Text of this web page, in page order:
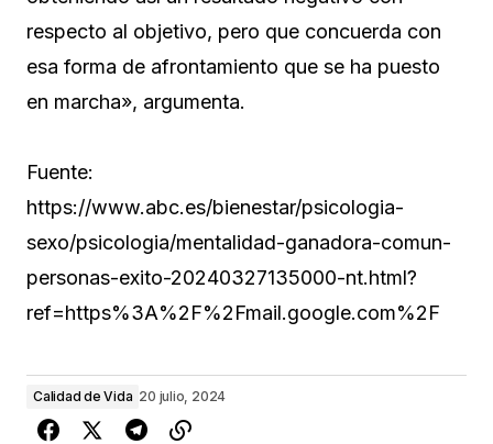
respecto al objetivo, pero que concuerda con
esa forma de afrontamiento que se ha puesto
en marcha», argumenta.
Fuente:
https://www.abc.es/bienestar/psicologia-
sexo/psicologia/mentalidad-ganadora-comun-
personas-exito-20240327135000-nt.html?
ref=https%3A%2F%2Fmail.google.com%2F
Calidad de Vida 20 julio, 2024